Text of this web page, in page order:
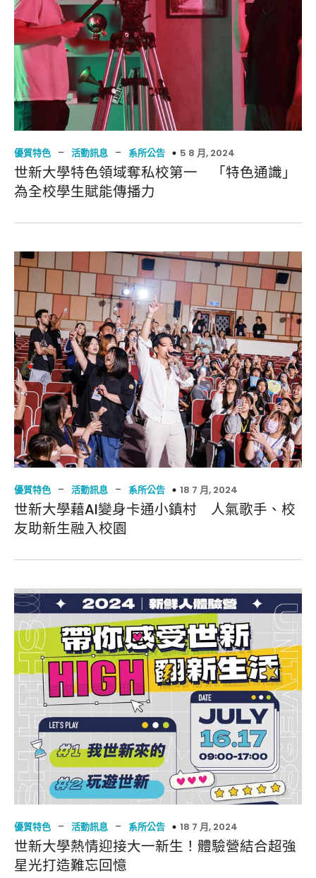
優質特色 – 活動訊息 – 系所公告 5 8 月, 2024
世新大學特色領域奪私校第一 「特色通識」
為全校學生賦能傳播力
優質特色 – 活動訊息 – 系所公告 18 7 月, 2024
世新大學藉AI變身卡通小鎮村 人氣歌手、校
友助新生融入校園
優質特色 – 活動訊息 – 系所公告 18 7 月, 2024
世新大學熱情迎接大一新生！體驗營結合超強
星光打造難忘回憶